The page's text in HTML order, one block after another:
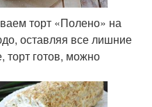
торт «Полено» на
оставляя все лишние
торт готов, можно